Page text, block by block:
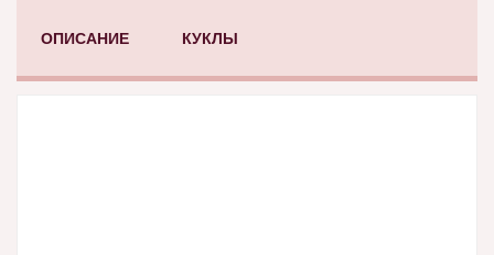
ОПИСАНИЕ КУКЛЫ